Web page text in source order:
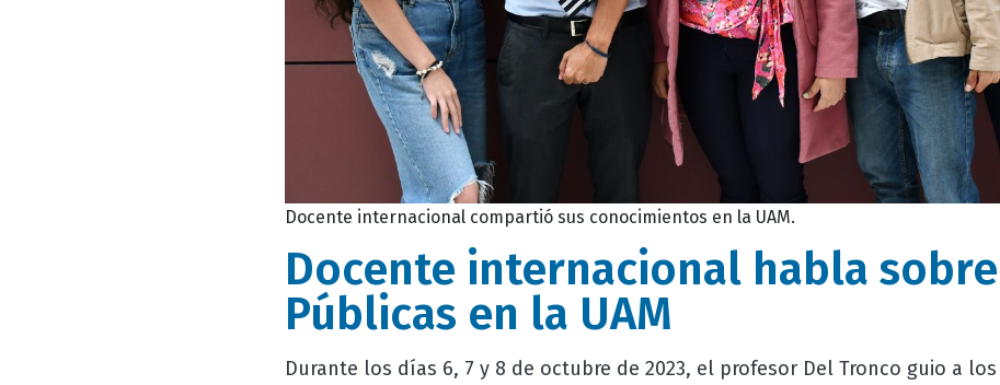
Docente internacional compartió sus conocimientos en la UAM.
Docente internacional habla
Públicas en la UAM
Durante los días 6, 7 y 8 de octubre de 2023, el profesor Del Tronco guio a